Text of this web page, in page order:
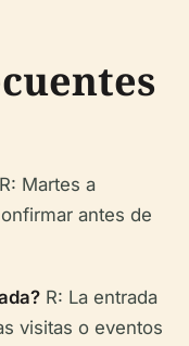
R: Martes a
antes de
R: La entrada
visitas o eventos